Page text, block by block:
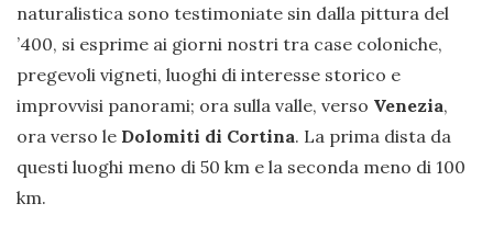
naturalistica sono testimoniate sin dalla pittura del
’400, si esprime ai giorni nostri tra case coloniche,
pregevoli vigneti, luoghi di interesse storico e
improvvisi panorami; ora sulla valle, verso Venezia,
ora verso le Dolomiti di Cortina. La prima dista da
questi luoghi meno di 50 km e la seconda meno di 100
km.